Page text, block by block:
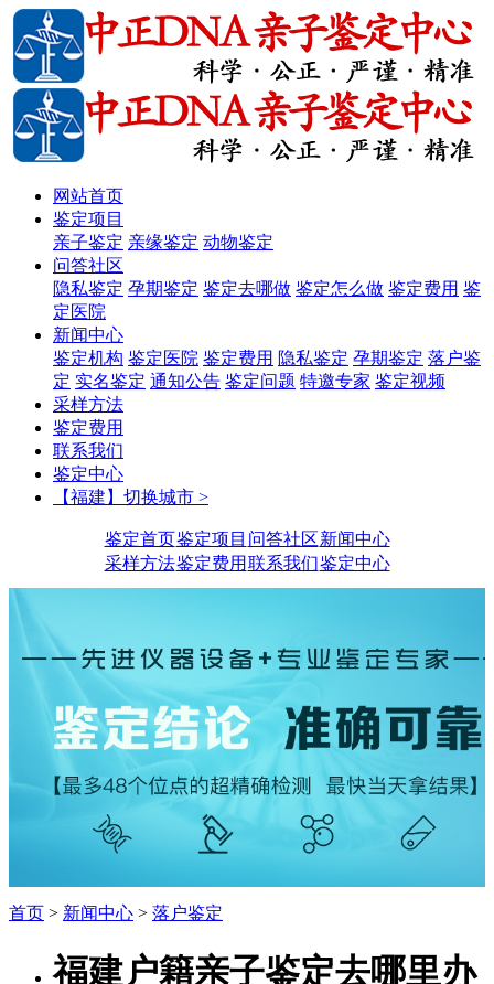
网站首页
鉴定项目
亲子鉴定 亲缘鉴定 动物鉴定
问答社区
隐私鉴定 孕期鉴定 鉴定去哪做 鉴定怎么做 鉴定费用 鉴
定医院
新闻中心
鉴定机构 鉴定医院 鉴定费用 隐私鉴定 孕期鉴定 落户鉴
定 实名鉴定 通知公告 鉴定问题 特邀专家 鉴定视频
采样方法
鉴定费用
联系我们
鉴定中心
【福建】切换城市 >
鉴定首页鉴定项目 问答社区新闻中心
采样方法鉴定费用 联系我们鉴定中心
首页 > 新闻中心 > 落户鉴定
福建户籍亲子鉴定去哪里办